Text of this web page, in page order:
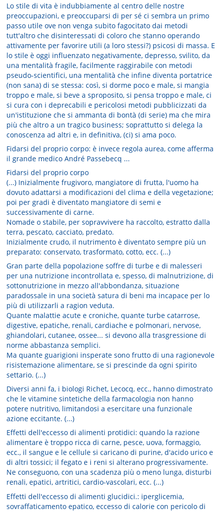
Lo stile di vita è indubbiamente al centro delle nostre
preoccupazioni, e preoccuparsi di per sé ci sembra un primo
passo utile ove non venga subito fagocitato dai metodi
tutt'altro che disinteressati di coloro che stanno operando
attivamente per favorire utili (a loro stessi?) psicosi di massa. E
lo stile è oggi influenzato negativamente, depresso, svilito, da
una mentalità fragile, facilmente raggirabile con metodi
pseudo-scientifici, una mentalità che infine diventa portatrice
(non sana) di se stessa: così, si dorme poco e male, si mangia
troppo e male, si beve a sproposito, si pensa troppo e male, ci
si cura con i deprecabili e pericolosi metodi pubblicizzati da
un'istituzione che si ammanta di bontà (di serie) ma che mira
più che altro a un tragico business; soprattutto si delega la
conoscenza ad altri e, in definitiva, (ci) si ama poco.
Fidarsi del proprio corpo: è invece regola aurea, come afferma
il grande medico André Passebecq ...
Fidarsi del proprio corpo
(...) Inizialmente frugivoro, mangiatore di frutta, l'uomo ha
dovuto adattarsi a modificazioni del clima e della vegetazione;
poi per gradi è diventato mangiatore di semi e
successivamente di carne.
Nomade o stabile, per sopravvivere ha raccolto, estratto dalla
terra, pescato, cacciato, predato.
Inizialmente crudo, il nutrimento è diventato sempre più un
preparato: conservato, trasformato, cotto, ecc. (...)
Gran parte della popolazione soffre di turbe e di malesseri
per una nutrizione incontrollata e, spesso, di malnutrizione, di
sottonutrizione in mezzo all'abbondanza, situazione
paradossale in una società satura di beni ma incapace per lo
più di utilizzarli a ragion veduta.
Quante malattie acute e croniche, quante turbe catarrose,
digestive, epatiche, renali, cardiache e polmonari, nervose,
ghiandolari, cutanee, ossee... si devono alla trasgressione di
norme abbastanza semplici.
Ma quante guarigioni insperate sono frutto di una ragionevole
risistemazione alimentare, se si prescinde da ogni spirito
settario. (...)
Diversi anni fa, i biologi Richet, Lecocq, ecc., hanno dimostrato
che le vitamine sintetiche della farmacologia non hanno
potere nutritivo, limitandosi a esercitare una funzionale
azione eccitante. (...)
Effetti dell'eccesso di alimenti protidici: quando la razione
alimentare è troppo ricca di carne, pesce, uova, formaggio,
ecc., il sangue e le cellule si caricano di purine, d'acido urico e
di altri tossici; il fegato e i reni si alterano progressivamente.
Ne conseguono, con una scadenza più o meno lunga, disturbi
renali, epatici, artritici, cardio-vascolari, ecc. (...)
Effetti dell'eccesso di alimenti glucidici.: iperglicemia,
sovraffaticamento epatico, eccesso di calorie con pericolo di